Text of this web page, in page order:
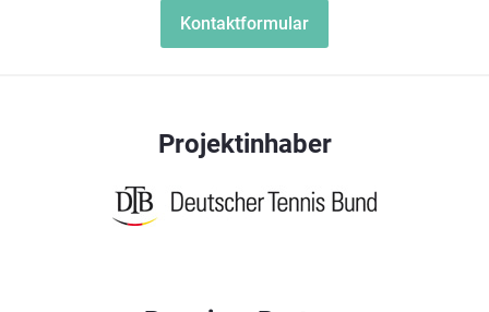
Kontaktformular
Projektinhaber